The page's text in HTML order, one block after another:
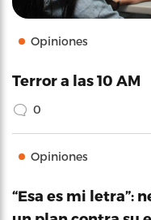
Opiniones
Terror a las 10 AM
0
Opiniones
“Esa es mi letra”: